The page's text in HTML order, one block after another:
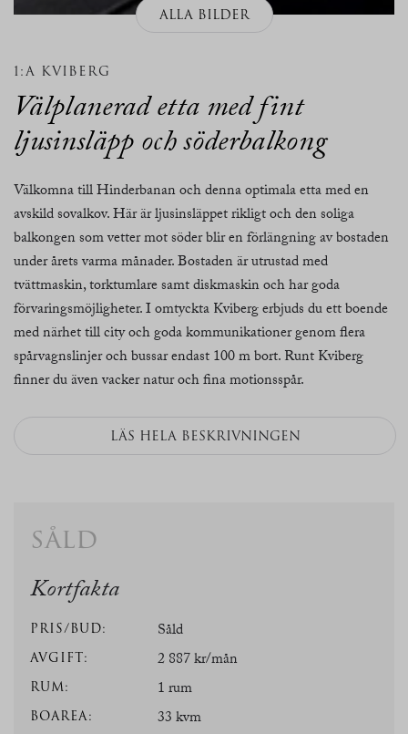
ALLA BILDER
1:A KVIBERG
Välplanerad etta med fint
ljusinsläpp och söderbalkong
Välkomna till Hinderbanan och denna optimala etta med en
avskild sovalkov. Här är ljusinsläppet rikligt och den soliga
balkongen som vetter mot söder blir en förlängning av bostaden
under årets varma månader. Bostaden är utrustad med
tvättmaskin, torktumlare samt diskmaskin och har goda
förvaringsmöjligheter. I omtyckta Kviberg erbjuds du ett boende
med närhet till city och goda kommunikationer genom flera
spårvagnslinjer och bussar endast 100 m bort. Runt Kviberg
finner du även vacker natur och fina motionsspår.
LÄS HELA BESKRIVNINGEN
såld
Kortfakta
PRIS/BUD: Såld
AVGIFT: 2 887 kr/mån
RUM: 1 rum
BOAREA: 33 kvm